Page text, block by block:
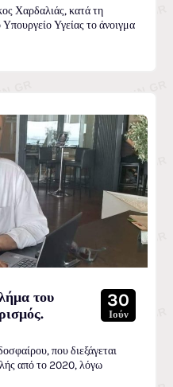
Χαρδαλιάς, κατά τη
Υγείας το άνοιγμα
του
30
Ιούν
που διεξάγεται
από το 2020, λόγω